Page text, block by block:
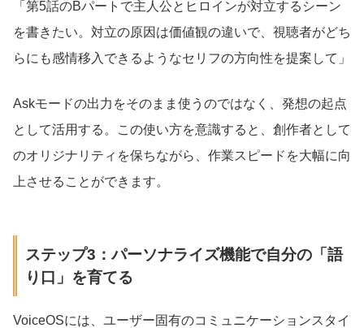
「第5話のBパートで主人公とヒロインが対立するシーン
を書きたい。対立の原因は価値観の違いで、視聴者がどち
らにも感情移入できるようなセリフの方向性を提案して」
Askモードの出力をそのまま使うのではなく、発想の起点
として活用する。この使い方を意識すると、創作者として
のオリジナリティを保ちながら、作業スピードを大幅に向
上させることができます。
ステップ3：パーソナライズ機能で自分の「語
り口」を育てる
VoiceOSには、ユーザー固有のコミュニケーションスタイ